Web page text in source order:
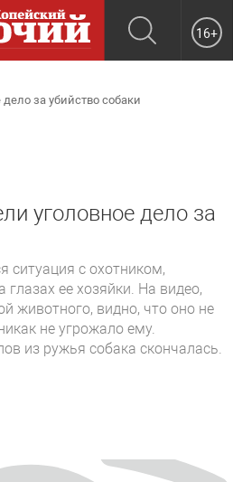
16+
за убийство собаки
уголовное дело за
ситуация с охотником,
ее хозяйки. На видео,
животного, видно, что оно не
не угрожало ему.
из ружья собака скончалась.